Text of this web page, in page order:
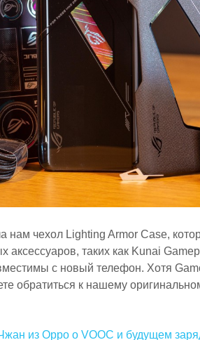
нам чехол Lighting Armor Case,
аксессуаров, таких как Kunai
с новый телефон. Хотя
обратиться к нашему
из Oppo о VOOC и будущем